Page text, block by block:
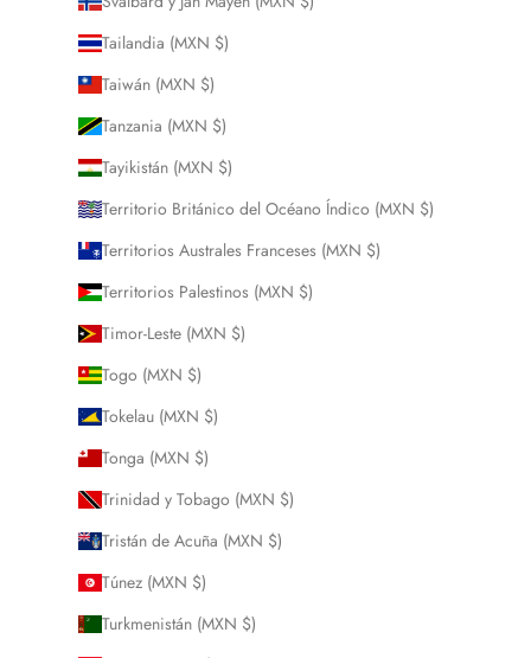
Tailandia (MXN $)
Taiwán (MXN $)
Tanzania (MXN $)
Tayikistán (MXN $)
Territorio Británico del Océano Índico (MXN $)
Territorios Australes Franceses (MXN $)
Territorios Palestinos (MXN $)
Timor-Leste (MXN $)
Togo (MXN $)
Tokelau (MXN $)
Tonga (MXN $)
Trinidad y Tobago (MXN $)
Tristán de Acuña (MXN $)
Túnez (MXN $)
Turkmenistán (MXN $)